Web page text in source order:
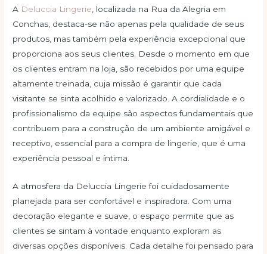
A Deluccia Lingerie , localizada na Rua da Alegria em
Conchas, destaca-se não apenas pela qualidade de seus
produtos, mas também pela experiência excepcional que
proporciona aos seus clientes. Desde o momento em que
os clientes entram na loja, são recebidos por uma equipe
altamente treinada, cuja missão é garantir que cada
visitante se sinta acolhido e valorizado. A cordialidade e o
profissionalismo da equipe são aspectos fundamentais que
contribuem para a construção de um ambiente amigável e
receptivo, essencial para a compra de lingerie, que é uma
experiência pessoal e íntima.
A atmosfera da Deluccia Lingerie foi cuidadosamente
planejada para ser confortável e inspiradora. Com uma
decoração elegante e suave, o espaço permite que as
clientes se sintam à vontade enquanto exploram as
diversas opções disponíveis. Cada detalhe foi pensado para